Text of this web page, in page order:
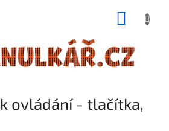
ovládání - tlačítka,